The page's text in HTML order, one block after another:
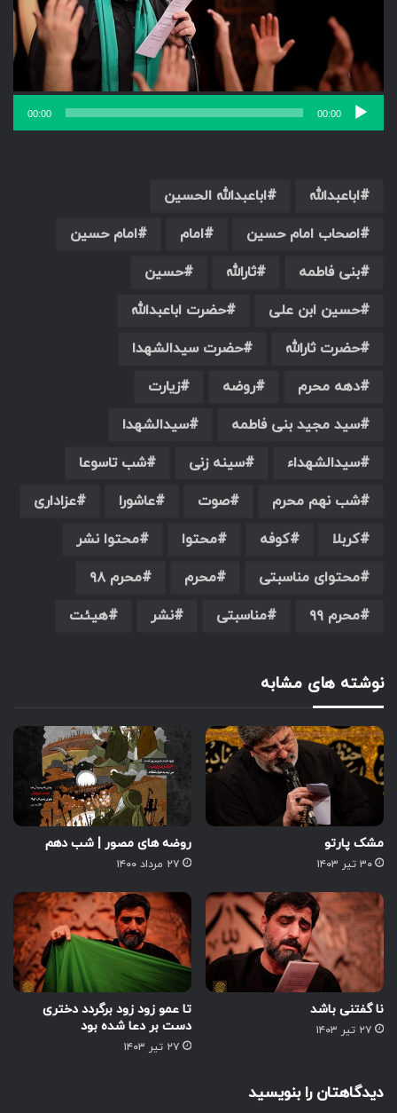
00:00
00:00
اباعبدالله
اباعبدالله الحسین
اصحاب امام حسین
امام
امام حسین
بنی فاطمه
ثارالله
حسین
حسین ابن علی
حضرت اباعبدالله
حضرت ثارالله
حضرت سیدالشهدا
دهه محرم
روضه
زیارت
سید مجید بنی فاطمه
سیدالشهدا
سیدالشهداء
سینه زنی
شب تاسوعا
شب نهم محرم
صوت عاشورا
عزاداری
کربلا
کوفه محتوا
محتوا نشر
محتوای مناسبتی
محرم
محرم ۹۸
محرم ۹۹
مناسبتی نشر هیئت
نوشته های مشابه
مشک پارتو
۳۰ تیر ۱۴۰۳
روضه های مصور | شب دهم
۲۷ مرداد ۱۴۰۰
نا گفتنی باشد
۲۷ تیر ۱۴۰۳
تا عمو زود زود برگردد دختری
دست بر دعا شده بود
۲۷ تیر ۱۴۰۳
دیدگاهتان را بنویسید